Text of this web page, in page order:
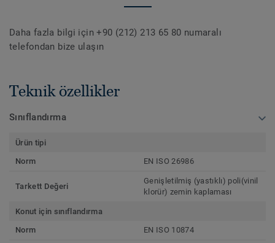
Daha fazla bilgi için +90 (212) 213 65 80 numaralı
telefondan bize ulaşın
Teknik özellikler
Sınıflandırma
Ürün tipi
Norm
EN ISO 26986
Tarkett Değeri
Genişletilmiş (yastıklı) poli(vinil
klorür) zemin kaplaması
Konut için sınıflandırma
Norm
EN ISO 10874